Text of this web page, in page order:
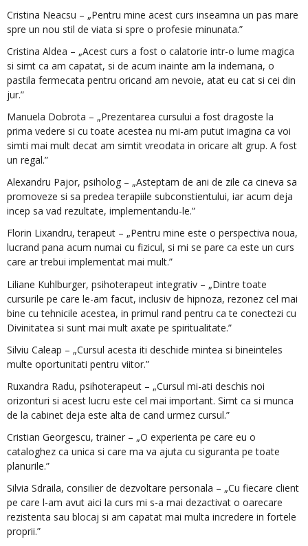
Cristina Neacsu – „Pentru mine acest curs inseamna un pas mare
spre un nou stil de viata si spre o profesie minunata.”
Cristina Aldea – „Acest curs a fost o calatorie intr-o lume magica
si simt ca am capatat, si de acum inainte am la indemana, o
pastila fermecata pentru oricand am nevoie, atat eu cat si cei din
jur.”
Manuela Dobrota – „Prezentarea cursului a fost dragoste la
prima vedere si cu toate acestea nu mi-am putut imagina ca voi
simti mai mult decat am simtit vreodata in oricare alt grup. A fost
un regal.”
Alexandru Pajor, psiholog – „Asteptam de ani de zile ca cineva sa
promoveze si sa predea terapiile subconstientului, iar acum deja
incep sa vad rezultate, implementandu-le.”
Florin Lixandru, terapeut – „Pentru mine este o perspectiva noua,
lucrand pana acum numai cu fizicul, si mi se pare ca este un curs
care ar trebui implementat mai mult.”
Liliane Kuhlburger, psihoterapeut integrativ – „Dintre toate
cursurile pe care le-am facut, inclusiv de hipnoza, rezonez cel mai
bine cu tehnicile acestea, in primul rand pentru ca te conectezi cu
Divinitatea si sunt mai mult axate pe spiritualitate.”
Silviu Caleap – „Cursul acesta iti deschide mintea si bineinteles
multe oportunitati pentru viitor.”
Ruxandra Radu, psihoterapeut – „Cursul mi-ati deschis noi
orizonturi si acest lucru este cel mai important. Simt ca si munca
de la cabinet deja este alta de cand urmez cursul.”
Cristian Georgescu, trainer – „O experienta pe care eu o
cataloghez ca unica si care ma va ajuta cu siguranta pe toate
planurile.”
Silvia Sdraila, consilier de dezvoltare personala – „Cu fiecare client
pe care l-am avut aici la curs mi s-a mai dezactivat o oarecare
rezistenta sau blocaj si am capatat mai multa incredere in fortele
proprii.”